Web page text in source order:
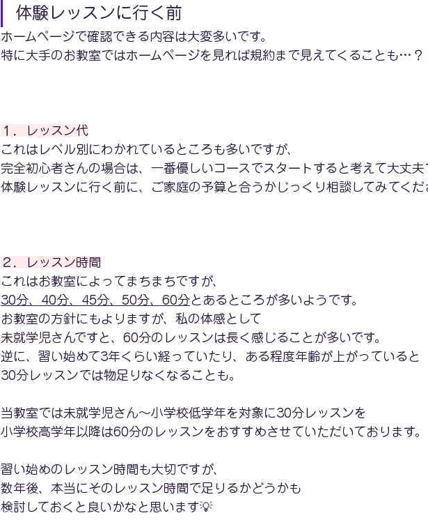
体験レッスンに行く前
ホームページで確認できる内容は大変多いです。
特に大手のお教室ではホームページを見れば規約まで見えてくることも…？
１．レッスン代
これはレベル別にわかれているところも多いですが、
完全初心者さんの場合は、一番優しいコースでスタートすると考えて大丈
体験レッスンに行く前に、ご家庭の予算と合うかじっくり相談してみてくだ
２．レッスン時間
これはお教室によってまちまちですが、
30分、40分、45分、50分、60分とあるところが多いようです。
お教室の方針にもよりますが、私の体感として
未就学児さんですと、60分のレッスンは長く感じることが多いです。
逆に、習い始めて3年くらい経っていたり、ある程度年齢が上がっていると
30分レッスンでは物足りなくなることも。
当教室では未就学児さん～小学校低学年を対象に30分レッスンを
小学校高学年以降は60分のレッスンをおすすめさせていただいております。
習い始めのレッスン時間も大切ですが、
数年後、本当にそのレッスン時間で足りるかどうかも
検討しておくと良いかなと思います💡